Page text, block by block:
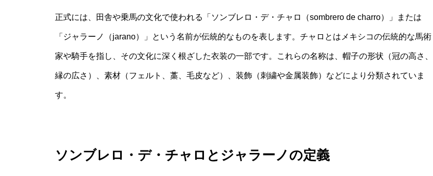
正式には、田舎や乗馬の文化で使われる「ソンブレロ・デ・チャロ（sombrero de charro）」または
「ジャラーノ（jarano）」という名前が伝統的なものを表します。チャロとはメキシコの伝統的な馬術
家や騎手を指し、その文化に深く根ざした衣装の一部です。これらの名称は、帽子の形状（冠の高さ、
縁の広さ）、素材（フェルト、藁、毛皮など）、装飾（刺繍や金属装飾）などにより分類されていま
す。
ソンブレロ・デ・チャロとジャラーノの定義